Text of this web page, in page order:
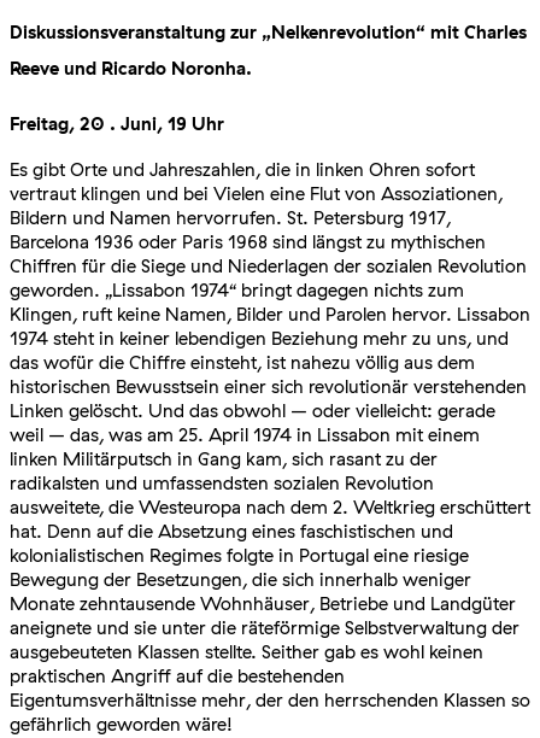
Diskussionsveranstaltung zur „Nelkenrevolution“ mit Charles
Reeve und Ricardo Noronha.
Freitag, 20 . Juni, 19 Uhr
Es gibt Orte und Jahreszahlen, die in linken Ohren sofort
vertraut klingen und bei Vielen eine Flut von Assoziationen,
Bildern und Namen hervorrufen. St. Petersburg 1917,
Barcelona 1936 oder Paris 1968 sind längst zu mythischen
Chiffren für die Siege und Niederlagen der sozialen Revolution
geworden. „Lissabon 1974“ bringt dagegen nichts zum
Klingen, ruft keine Namen, Bilder und Parolen hervor. Lissabon
1974 steht in keiner lebendigen Beziehung mehr zu uns, und
das wofür die Chiffre einsteht, ist nahezu völlig aus dem
historischen Bewusstsein einer sich revolutionär verstehenden
Linken gelöscht. Und das obwohl – oder vielleicht: gerade
weil – das, was am 25. April 1974 in Lissabon mit einem
linken Militärputsch in Gang kam, sich rasant zu der
radikalsten und umfassendsten sozialen Revolution
ausweitete, die Westeuropa nach dem 2. Weltkrieg erschüttert
hat. Denn auf die Absetzung eines faschistischen und
kolonialistischen Regimes folgte in Portugal eine riesige
Bewegung der Besetzungen, die sich innerhalb weniger
Monate zehntausende Wohnhäuser, Betriebe und Landgüter
aneignete und sie unter die räteförmige Selbstverwaltung der
ausgebeuteten Klassen stellte. Seither gab es wohl keinen
praktischen Angriff auf die bestehenden
Eigentumsverhältnisse mehr, der den herrschenden Klassen so
gefährlich geworden wäre!